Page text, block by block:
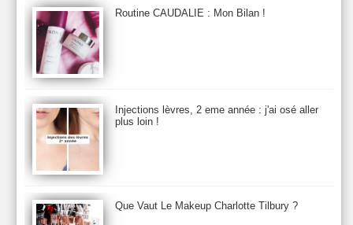
Bio Mécanique du Vieillissement
Bioderma
Bioeffect
Biolage
Biotherm
Botanicals
Botimyst
Burberry
By Terry
chantecaille
Christophe Robin
CK Clarins Clarisonic
Cle de Peau
Clean Skin care
Collections Maquillage ETE 2011
Crème & Sérum
Démaquillant & Nettoyant
Routine CAUDALIE : Mon Bilan !
Injections lèvres, 2 eme année : j'ai osé aller
plus loin !
Que Vaut Le Makeup Charlotte Tilbury ?